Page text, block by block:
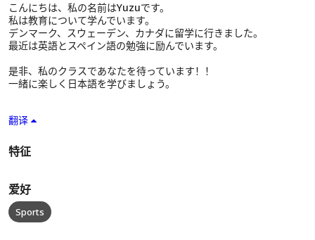
こんにちは、私の名前はYuzuです。
私は教育について学んでいます。
デンマーク、スウェーデン、カナダに留学に行きました。
最近は英語とスペイン語の勉強に励んでいます。
是非、私のクラスであなたを待っています！！
一緒に楽しく日本語を学びましょう。
翻译
特征
爱好
Sports